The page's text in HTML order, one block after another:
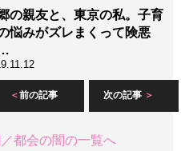
の親友と、東京の私。子育
悩みがズレまくって険悪
前の記事 次の記事
都会の闇の一覧へ